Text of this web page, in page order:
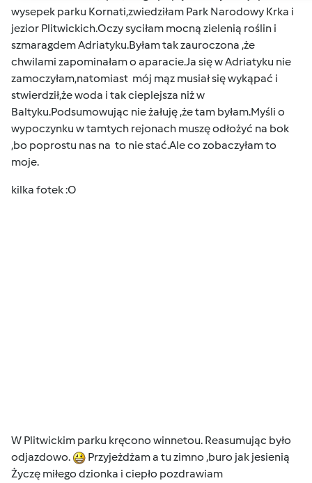
wysepek parku Kornati,zwiedziłam Park Narodowy Krka i
jezior Plitwickich.Oczy syciłam mocną zielenią roślin i
szmaragdem Adriatyku.Byłam tak zauroczona ,że
chwilami zapominałam o aparacie.Ja się w Adriatyku nie
zamoczyłam,natomiast mój mąz musiał się wykąpać i
stwierdził,że woda i tak cieplejsza niż w
Baltyku.Podsumowując nie żałuję ,że tam byłam.Myśli o
wypoczynku w tamtych rejonach muszę odłożyć na bok
,bo poprostu nas na to nie stać.Ale co zobaczyłam to
moje.
kilka fotek:O
W Plitwickim parku kręcono winnetou. Reasumując było
odjazdowo.
Przyjeżdżam a tu zimno ,buro jak jesienią
Życzę miłego dzionka i ciepło pozdrawiam